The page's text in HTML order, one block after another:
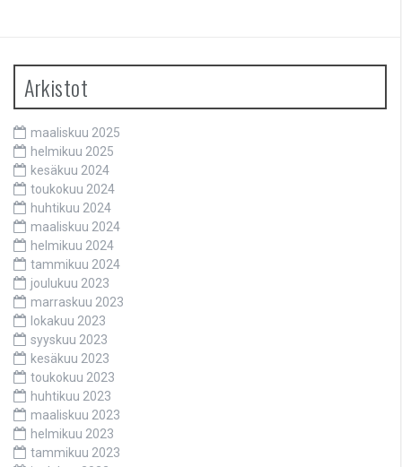
Arkistot
maaliskuu 2025
helmikuu 2025
kesäkuu 2024
toukokuu 2024
huhtikuu 2024
maaliskuu 2024
helmikuu 2024
tammikuu 2024
joulukuu 2023
marraskuu 2023
lokakuu 2023
syyskuu 2023
kesäkuu 2023
toukokuu 2023
huhtikuu 2023
maaliskuu 2023
helmikuu 2023
tammikuu 2023